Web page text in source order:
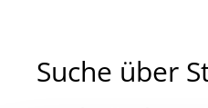
Suche über